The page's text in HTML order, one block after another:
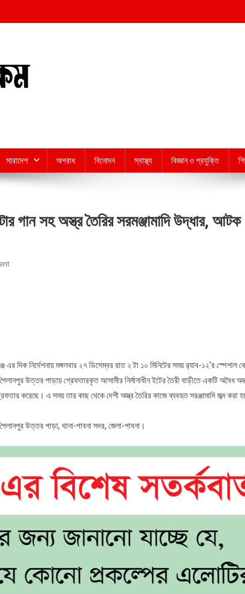
সারাদেশ অপরাধ বিনোদন স্বাস্থ্য বিজ্ঞান ও প্রযুক্তি
গান সহ অস্ত্র তৈরির সরমঞ্জামাদি উদ্ধার,
On
ওয়ান
তৈরির
সরমঞ্জামাদি
উদ্ধার,
১
নির্দেশনায় মঙ্গলবার ২৭ ডিসেম্বর রাত ২ টা ১০ মিনিটের সময় র‍্যাব-১২’র স্পেশাল
উত্তর পাড়ায় গ্রেফতারকৃত আসামীর নির্মানাধীন ইটের তৈরী বাড়ীতে একটি অবৈধ
করেছে। এ সময় তার কাছ থেকে দেশী অস্ত্র তৈরির কাজে ব্যবহৃত সরঞ্জামাদি জব্দ করা
উত্তর পাড়া, থানা-পাবনা সদর, জেলা-পাবনা।